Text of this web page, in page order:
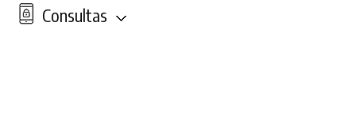
Consultas